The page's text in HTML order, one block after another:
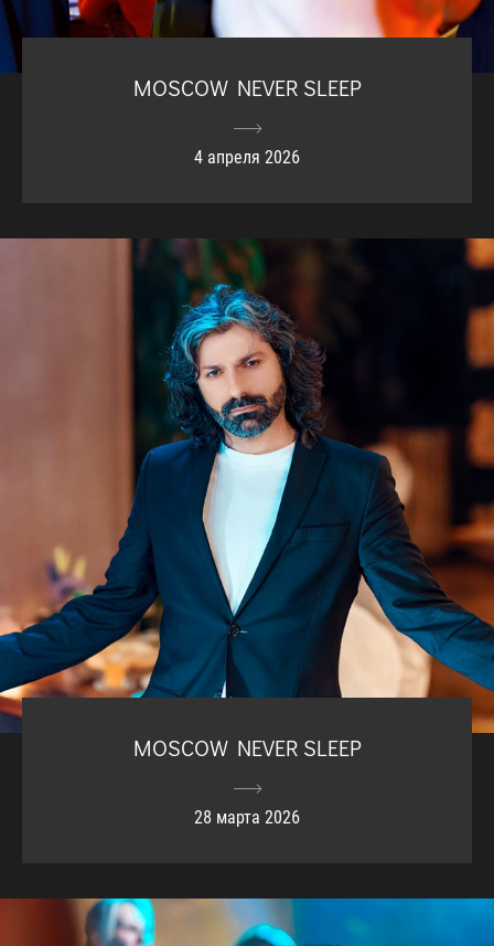
MOSCOW NEVER SLEEP
4 апреля 2026
MOSCOW NEVER SLEEP
28 марта 2026